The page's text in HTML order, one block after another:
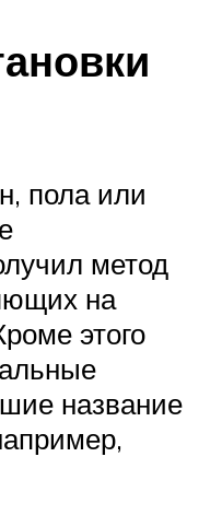
пола или
метод
на
этого
название